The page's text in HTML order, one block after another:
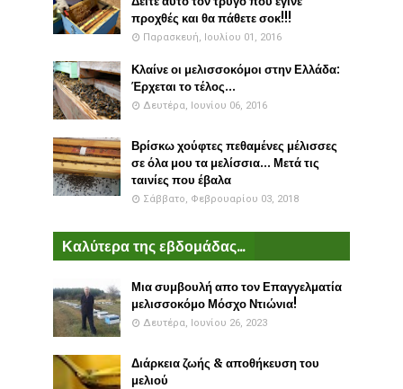
προχθές και θα πάθετε σοκ!!!
Παρασκευή, Ιουλίου 01, 2016
Κλαίνε οι μελισσοκόμοι στην Ελλάδα:
Έρχεται το τέλος...
Δευτέρα, Ιουνίου 06, 2016
Βρίσκω χούφτες πεθαμένες μέλισσες
σε όλα μου τα μελίσσια... Μετά τις
ταινίες που έβαλα
Σάββατο, Φεβρουαρίου 03, 2018
Καλύτερα της εβδομάδας...
Μια συμβουλή απο τον Επαγγελματία
μελισσοκόμο Μόσχο Ντιώνια!
Δευτέρα, Ιουνίου 26, 2023
Διάρκεια ζωής & αποθήκευση του
μελιού